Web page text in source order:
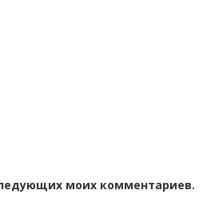
моих комментариев.